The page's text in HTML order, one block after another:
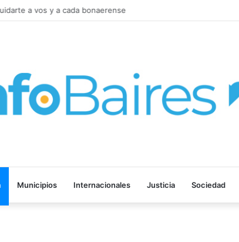
a vos y a cada bonaerense
Municipios Internacionales Justicia Sociedad